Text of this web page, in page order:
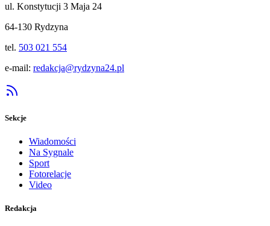
ul. Konstytucji 3 Maja 24
64-130 Rydzyna
tel. 503 021 554
e-mail: redakcja@rydzyna24.pl
Sekcje
Wiadomości
Na Sygnale
Sport
Fotorelacje
Video
Redakcja